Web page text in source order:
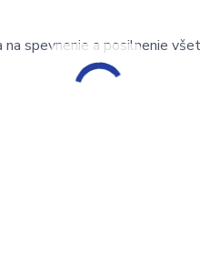
spevnenie a posilnenie